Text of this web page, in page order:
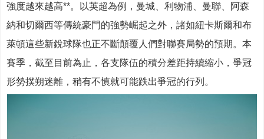
強度越來越高**。以英超為例，曼城、利物浦、曼聯、阿森
納和切爾西等傳統豪門的強勢崛起之外，諸如紐卡斯爾和布
萊頓這些新銳球隊也正不斷顛覆人們對聯賽局勢的預期。本
賽季，截至目前為止，各支隊伍的積分差距持續縮小，爭冠
形勢撲朔迷離，稍有不慎就可能跌出爭冠的行列。